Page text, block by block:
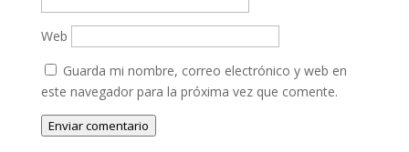
Web
Guarda mi nombre, correo electrónico y web en
este navegador para la próxima vez que comente.
Enviar comentario